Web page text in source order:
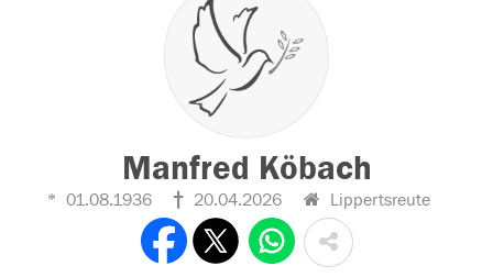
Manfred Köbach
01.08.1936 20.04.2026 Lippertsreute